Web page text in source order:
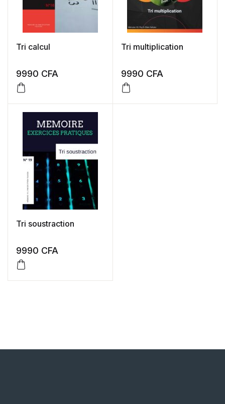
Tri calcul
9990 CFA
Tri multiplication
9990 CFA
Tri soustraction
9990 CFA